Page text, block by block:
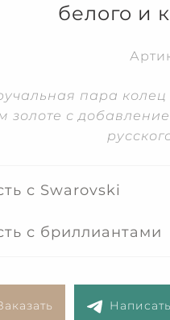
белого и
пара колец
золоте с
с Swarovski
с бриллиантами